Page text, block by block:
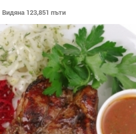
Видяна 123,851 пъти